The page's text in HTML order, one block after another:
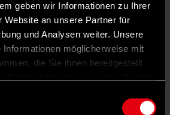
geben wir Informationen zu Ihrer
Website an unsere Partner für
und Analysen weiter. Unsere
Informationen möglicherweise mit
die Sie ihnen bereitgestellt
„Das wird vielleicht
Reden in diesem Jahr
Land wieder einen Plan
eine Agenda
Bürokratieabbau, um die